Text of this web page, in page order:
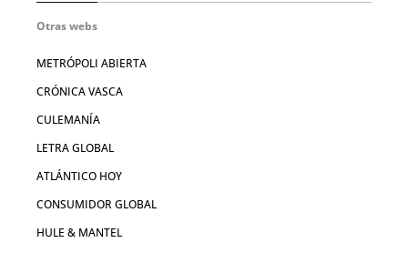
Otras webs
METRÓPOLI ABIERTA
CRÓNICA VASCA
CULEMANÍA
LETRA GLOBAL
ATLÁNTICO HOY
CONSUMIDOR GLOBAL
HULE & MANTEL